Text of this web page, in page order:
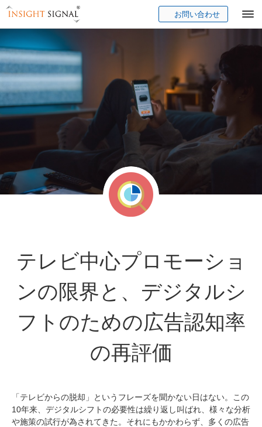
Insight Signal
お問い合わせ
テレビ中心プロモーショ
ンの限界と、デジタルシ
フトのための広告認知率
の再評価
「テレビからの脱却」というフレーズを聞かない日はない。この
10年来、デジタルシフトの必要性は繰り返し叫ばれ、様々な分析
や施策の試行が為されてきた。それにもかかわらず、多くの広告